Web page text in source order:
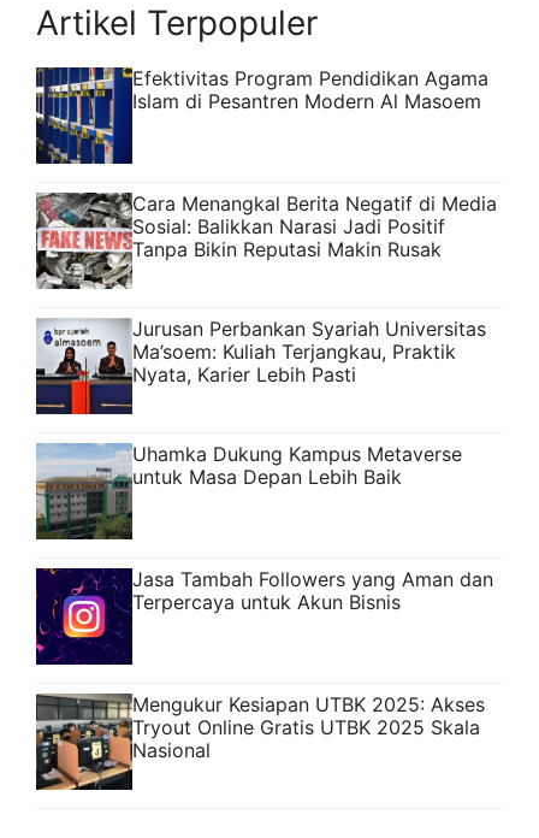
Artikel Terpopuler
Efektivitas Program Pendidikan Agama
Islam di Pesantren Modern Al Masoem
Cara Menangkal Berita Negatif di Media
Sosial: Balikkan Narasi Jadi Positif
Tanpa Bikin Reputasi Makin Rusak
Jurusan Perbankan Syariah Universitas
Ma’soem: Kuliah Terjangkau, Praktik
Nyata, Karier Lebih Pasti
Uhamka Dukung Kampus Metaverse
untuk Masa Depan Lebih Baik
Jasa Tambah Followers yang Aman dan
Terpercaya untuk Akun Bisnis
Mengukur Kesiapan UTBK 2025: Akses
Tryout Online Gratis UTBK 2025 Skala
Nasional